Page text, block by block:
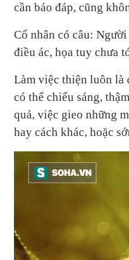
cần báo đáp, cũng
Cổ nhân có câu:
điều ác, họa tuy chưa
Làm việc thiện luôn là
có thể chiếu sáng,
quả, việc gieo những
hay cách khác, hoặc